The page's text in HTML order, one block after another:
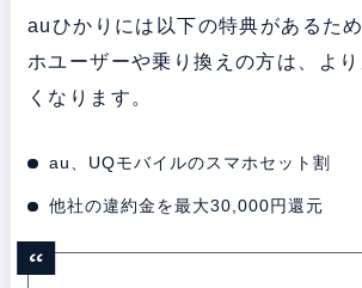
auひかりには以下の特典があるた
ホユーザーや乗り換えの方は、よ
くなります。
au、UQモバイルのスマホセット割
他社の違約金を最大30,000円還元